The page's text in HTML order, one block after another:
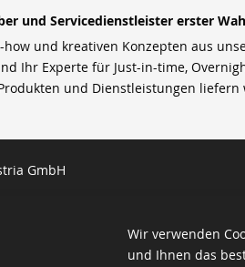
und Servicedienstleister erster
how und kreativen Konzepten aus
Ihr Experte für Just-in-time,
und Dienstleistungen
GmbH
Wir verwenden
und Ihnen das